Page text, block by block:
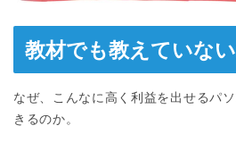
教材でも教えていな
なぜ、こんなに高く利益を出せるパ
きるのか。